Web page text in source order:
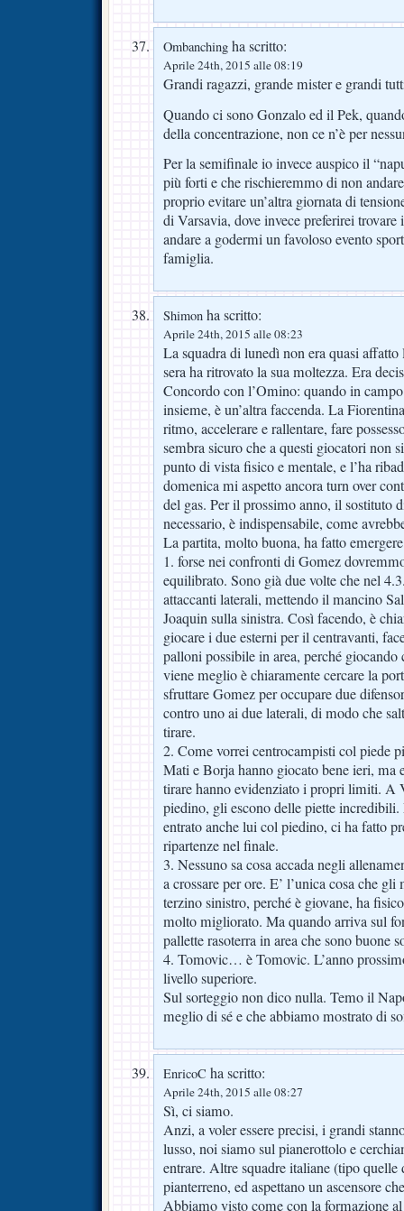
Ombanching ha scritto:
Aprile 24th, 2015 alle 08:19
Grandi ragazzi, grande mister e grandi
Quando ci sono Gonzalo ed il Pek,
della concentrazione, non ce n’è per
Per la semifinale io invece auspico il
più forti e che rischieremmo di non
proprio evitare un’altra giornata di
di Varsavia, dove invece preferirei
andare a godermi un favoloso evento
famiglia.
Shimon ha scritto:
Aprile 24th, 2015 alle 08:23
La squadra di lunedì non era quasi
sera ha ritrovato la sua moltezza. Era
Concordo con l’Omino: quando in
insieme, è un’altra faccenda. La
ritmo, accelerare e rallentare, fare
sembra sicuro che a questi giocatori non
punto di vista fisico e mentale, e l’ha
domenica mi aspetto ancora turn over
del gas. Per il prossimo anno, il sostituto
necessario, è indispensabile, come
La partita, molto buona, ha fatto
1. forse nei confronti di Gomez
equilibrato. Sono già due volte che nel
attaccanti laterali, mettendo il mancino
Joaquin sulla sinistra. Così facendo, è
giocare i due esterni per il centravanti,
palloni possibile in area, perché
viene meglio è chiaramente cercare la
sfruttare Gomez per occupare due
contro uno ai due laterali, di modo che
tirare.
2. Come vorrei centrocampisti col piede
Mati e Borja hanno giocato bene ieri, ma
tirare hanno evidenziato i propri limiti. A
piedino, gli escono delle piette
entrato anche lui col piedino, ci ha fatto
ripartenze nel finale.
3. Nessuno sa cosa accada negli
a crossare per ore. E’ l’unica cosa che gli
terzino sinistro, perché è giovane, ha
molto migliorato. Ma quando arriva sul
pallette rasoterra in area che sono buone
4. Tomovic… è Tomovic. L’anno
livello superiore.
Sul sorteggio non dico nulla. Temo il
meglio di sé e che abbiamo mostrato di
EnricoC ha scritto:
Aprile 24th, 2015 alle 08:27
Sì, ci siamo.
Anzi, a voler essere precisi, i grandi
lusso, noi siamo sul pianerottolo e
entrare. Altre squadre italiane (tipo
pianterreno, ed aspettano un ascensore
Abbiamo visto come con la formazione